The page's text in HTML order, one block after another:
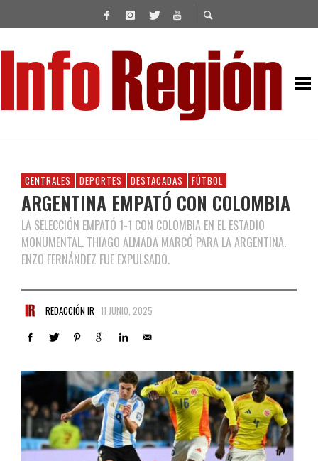
CENTRALES DEPORTES DESTACADAS FÚTBOL
ARGENTINA EMPATÓ CON COLOMBIA
LA SELECCIÓN EMPATÓ 1-1 CON COLOMBIA EN EL ESTADIO
MONUMENTAL. THIAGO ALMADA MARCÓ PARA LA ARGENTINA.
ENZO FERNÁNDEZ FUE EXPULSADO.
REDACCIÓN IR 11 JUNIO, 2025